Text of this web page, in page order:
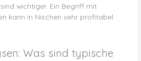
wichtiger. Ein Begriff mit
kann in Nischen sehr profitabel
Was sind typische